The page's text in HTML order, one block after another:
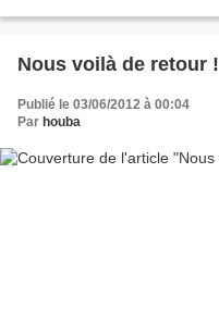
Nous voilà de retour !
Publié le 03/06/2012 à 00:04
Par houba